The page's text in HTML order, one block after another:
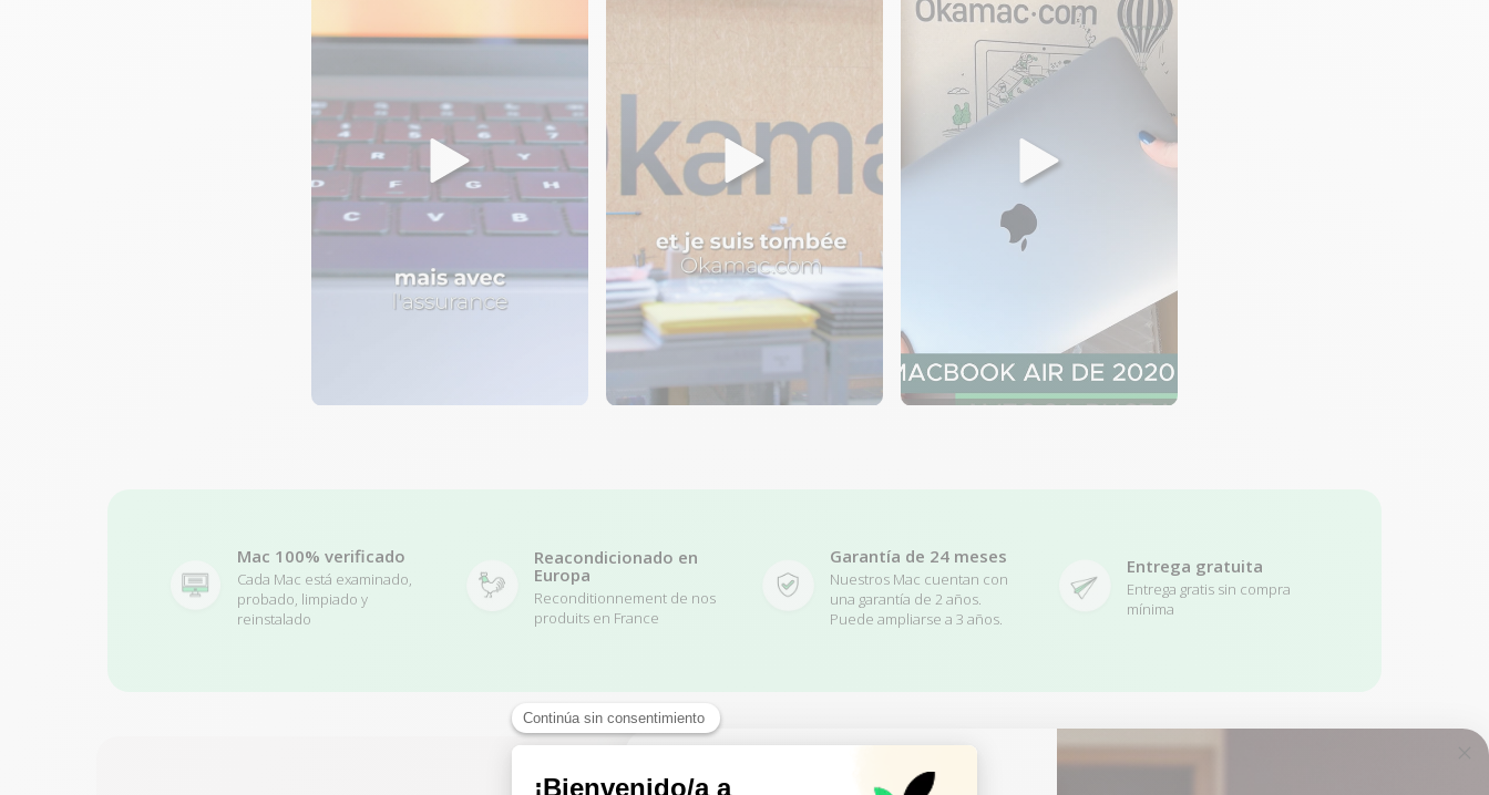
Mac 100% verificado
Cada Mac está examinado,
probado, limpiado y
reinstalado
Reacondicionado en
Europa
Reconditionnement de nos
produits en France
Garantía de 24 meses
Nuestros Mac cuentan con
una garantía de 2 años.
Puede ampliarse a 3 años.
Entrega gratuita
Entrega gratis sin compra
mínima